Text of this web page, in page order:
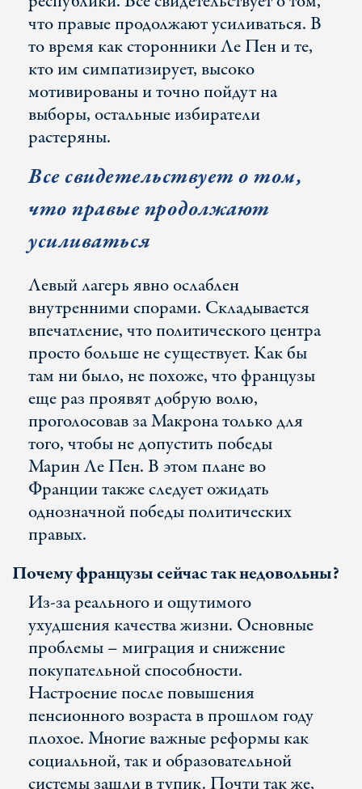
что правые продолжают усиливаться. В
то время как сторонники Ле Пен и те,
кто им симпатизирует, высоко
мотивированы и точно пойдут на
выборы, остальные избиратели
растеряны.
Все свидетельствует о том,
что правые продолжают
усиливаться
Левый лагерь явно ослаблен
внутренними спорами. Складывается
впечатление, что политического центра
просто больше не существует. Как бы
там ни было, не похоже, что французы
еще раз проявят добрую волю,
проголосовав за Макрона только для
того, чтобы не допустить победы
Марин Ле Пен. В этом плане во
Франции также следует ожидать
однозначной победы политических
правых.
Почему французы сейчас так недовольны?
Из-за реального и ощутимого
ухудшения качества жизни. Основные
проблемы – миграция и снижение
покупательной способности.
Настроение после повышения
пенсионного возраста в прошлом году
плохое. Многие важные реформы как
социальной, так и образовательной